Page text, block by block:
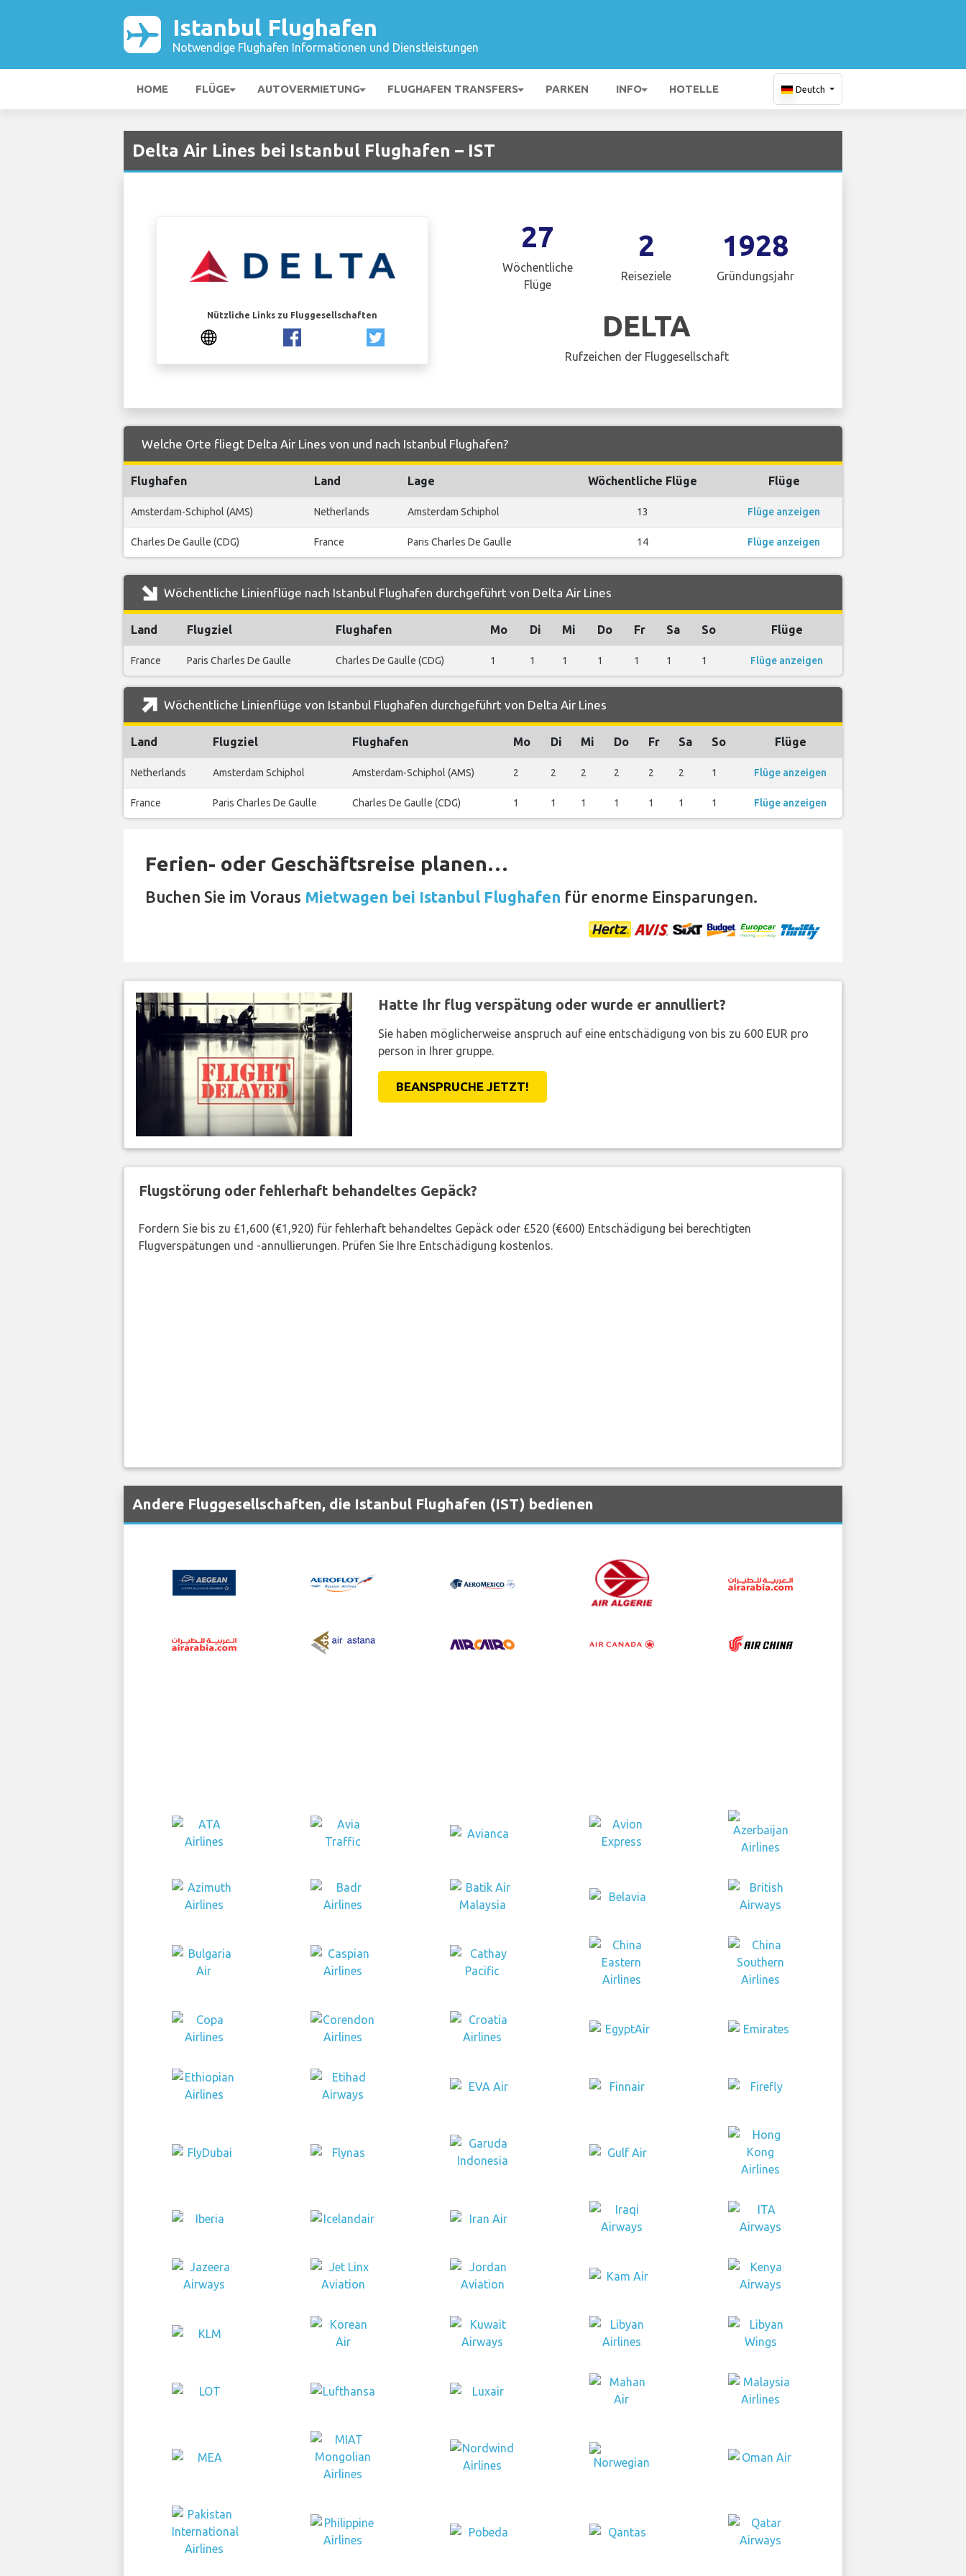
Istanbul Flughafen
Notwendige Flughafen Informationen und Dienstleistungen
HOME FLÜGE AUTOVERMIETUNG FLUGHAFEN TRANSFERS PARKEN INFO HOTELLE Deutch
Delta Air Lines bei Istanbul Flughafen – IST
Nützliche Links zu Fluggesellschaften
27
Wöchentliche
Flüge
2
Reiseziele
1928
Gründungsjahr
DELTA
Rufzeichen der Fluggesellschaft
Welche Orte fliegt Delta Air Lines von und nach Istanbul Flughafen?
Flughafen Land Lage Wöchentliche Flüge Flüge
Amsterdam-Schiphol (AMS) Netherlands Amsterdam Schiphol 13 Flüge anzeigen
Charles De Gaulle (CDG) France Paris Charles De Gaulle 14 Flüge anzeigen
Wöchentliche Linienflüge nach Istanbul Flughafen durchgeführt von Delta Air Lines
Land Flugziel Flughafen Mo Di Mi Do Fr Sa So Flüge
France Paris Charles De Gaulle Charles De Gaulle (CDG) 1 1 1 1 1 1 1 Flüge anzeigen
Wöchentliche Linienflüge von Istanbul Flughafen durchgeführt von Delta Air Lines
Land Flugziel Flughafen Mo Di Mi Do Fr Sa So Flüge
Netherlands Amsterdam Schiphol Amsterdam-Schiphol (AMS) 2 2 2 2 2 2 1 Flüge anzeigen
France Paris Charles De Gaulle Charles De Gaulle (CDG) 1 1 1 1 1 1 1 Flüge anzeigen
Ferien- oder Geschäftsreise planen…
Buchen Sie im Voraus Mietwagen bei Istanbul Flughafen für enorme Einsparungen.
Hatte Ihr flug verspätung oder wurde er annulliert?
Sie haben möglicherweise anspruch auf eine entschädigung von bis zu 600 EUR pro
person in Ihrer gruppe.
BEANSPRUCHE JETZT!
Flugstörung oder fehlerhaft behandeltes Gepäck?
Fordern Sie bis zu £1,600 (€1,920) für fehlerhaft behandeltes Gepäck oder £520 (€600) Entschädigung bei berechtigten
Flugverspätungen und -annullierungen. Prüfen Sie Ihre Entschädigung kostenlos.
Andere Fluggesellschaften, die Istanbul Flughafen (IST) bedienen